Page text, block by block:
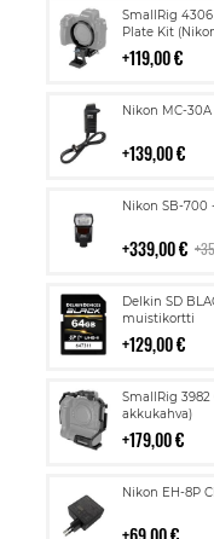
SmallRig
Plate Kit
119,00 €
Lisää
ostoskoriin
Nikon MC-
139,00 €
Lisää
Nikon SB-700
339,00 €
Lisää
Delkin SD
muistikortti
129,00 €
Lisää
ostoskoriin
SmallRig
akkukahva)
179,00 €
Lisää
ostoskoriin
Nikon EH-8P
Lisää